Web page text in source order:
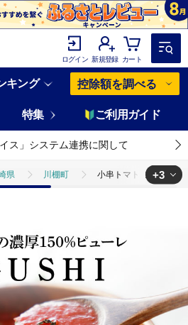
ログイン 新規登録 カート
キング 控除額を調べる
特集 ご利用ガイド
ス」システム連携に関して
県 川棚町 小串トマトの濃厚150
料 ほかの調味料
+3